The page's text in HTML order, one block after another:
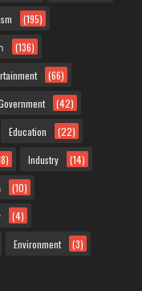
(195)
(136)
(66)
(42)
Education (22)
Industry (14)
(10)
(4)
Environment (3)